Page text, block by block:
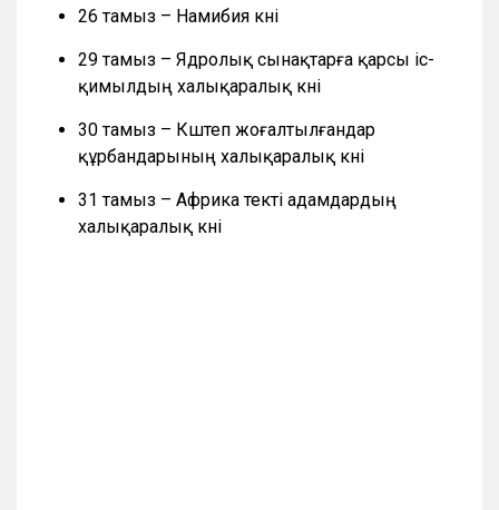
26 тамыз – Намибия күні
29 тамыз – Ядролық сынақтарға қарсы іс-
қимылдың халықаралық күні
30 тамыз – Күштеп жоғалтылғандар
құрбандарының халықаралық күні
31 тамыз – Африка текті адамдардың
халықаралық күні